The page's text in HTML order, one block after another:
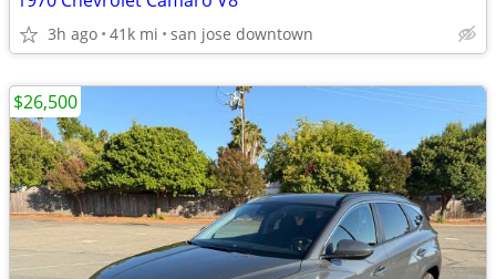
3h ago 41k mi san jose downtown
$26,500